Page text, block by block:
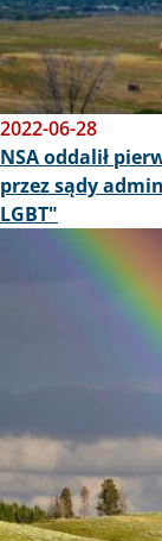
2022-06-28
NSA oddalił
przez sądy
LGBT"